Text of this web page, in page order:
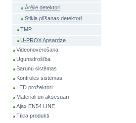
Ārējie detektori
Stikla plīšanas detektori
TMP
U-PROX Apsardze
Videonovērošana
Ugunsdrošība
Sarunu sistēmas
Kontroles sistēmas
LED prožektori
Materiāli un aksesuāri
Ajax EN54 LINE
Tīkla produkti